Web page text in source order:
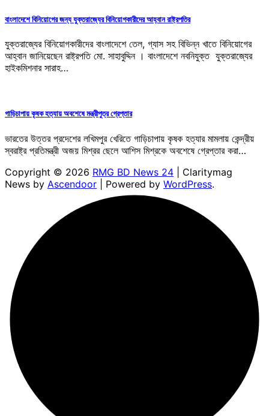
বাংলাদেশে বিনিয়োগের জন্য যুক্তরাজ্যের বিনিয়োগকারীদের আহ্বান রাষ্ট্রপতির
যুক্তরাজ্যের বিনিয়োগকারীদের বাংলাদেশে তেল, গ্যাস সহ বিভিন্ন খাতে বিনিয়োগের
আহ্বান জানিয়েছেন রাষ্ট্রপতি মো. সাহাবুদ্দিন । বাংলাদেশে নবনিযুক্ত যুক্তরাজ্যের
হাইকমিশনার সারাহ…
গাড়িচাপায় কৃষক হত্যায় অবশেষে মন্ত্রীপুত্র গ্রেপ্তার
ভারতের উত্তর প্রদেশের লখিমপুর খেরিতে গাড়িচাপায় কৃষক হত্যার মামলায় কেন্দ্রীয়
স্বরাষ্ট্র প্রতিমন্ত্রী অজয় মিশ্রর ছেলে আশিস মিশ্রকে অবশেষে গ্রেপ্তার করা…
Copyright © 2026 RMG BD News 24 | Claritymag
News by Ascendoor | Powered by WordPress.